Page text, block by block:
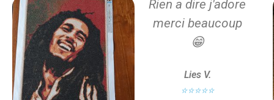
Rien a dire j'adore
merci beaucoup
😁
Lies V.
⭐⭐⭐⭐⭐